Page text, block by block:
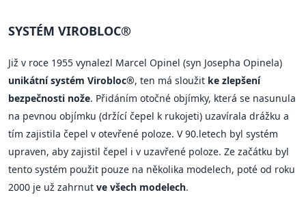
SYSTÉM VIROBLOC®
Již v roce 1955 vynalezl Marcel Opinel (syn Josepha Opinela)
unikátní systém Virobloc®, ten má sloužit ke zlepšení
bezpečnosti nože. Přidáním otočné objímky, která se nasunula
na pevnou objímku (držící čepel k rukojeti) uzavírala drážku a
tím zajistila čepel v otevřené poloze. V 90.letech byl systém
upraven, aby zajistil čepel i v uzavřené poloze. Ze začátku byl
tento systém použit pouze na několika modelech, poté od roku
2000 je už zahrnut ve všech modelech.